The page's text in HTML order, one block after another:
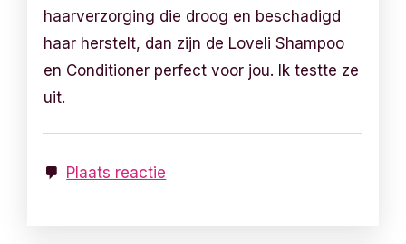
haarverzorging die droog en beschadigd
haar herstelt, dan zijn de Loveli Shampoo
en Conditioner perfect voor jou. Ik testte ze
uit.
Plaats reactie